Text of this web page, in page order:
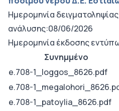
Ημερομηνία δειγματοληψίας
ανάλυσης:08/06/2026
Ημερομηνία έκδοσης
Συνημμένο
e.708-1_loggos_8626.pdf
e.708-
e.708-1_patoylia_8626.pdf